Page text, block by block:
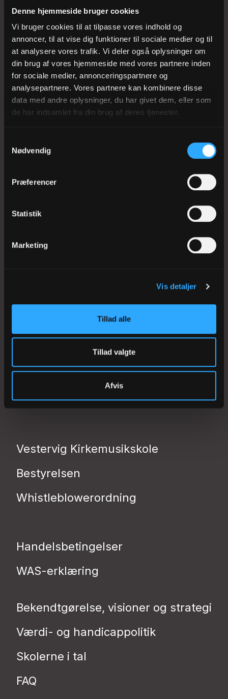
Denne hjemmeside bruger cookies
Vi bruger cookies til at tilpasse vores indhold og
annoncer, til at vise dig funktioner til sociale medier og til
at analysere vores trafik. Vi deler også oplysninger om
din brug af vores hjemmeside med vores partnere inden
for sociale medier, annonceringspartnere og
analysepartnere. Vores partnere kan kombinere disse
data med andre oplysninger, du har givet dem, eller som
de har indsamlet fra din brug af deres tjenester.
Nødvendig
Præferencer
Statistik
Marketing
Vis detaljer
Tillad alle
Tillad valgte
Afvis
Tlf. 74 74 40 70
EAN-nr. 5798000818781
CVR-nr. 68187028
Sjællands Kirkemusikskole
sjkms@km.dk
Tlf. 46 32 03 08
EAN-nr. 5798000818774
CVR-nr. 63239011
Sjællands Kirkemusikskole
Bestyrelsen
Whistleblowerordning
Vestervig Kirkemusikskole
Bestyrelsen
Whistleblowerordning
Handelsbetingelser
WAS-erklæring
Bekendtgørelse, visioner og strategi
Værdi- og handicappolitik
Skolerne i tal
FAQ